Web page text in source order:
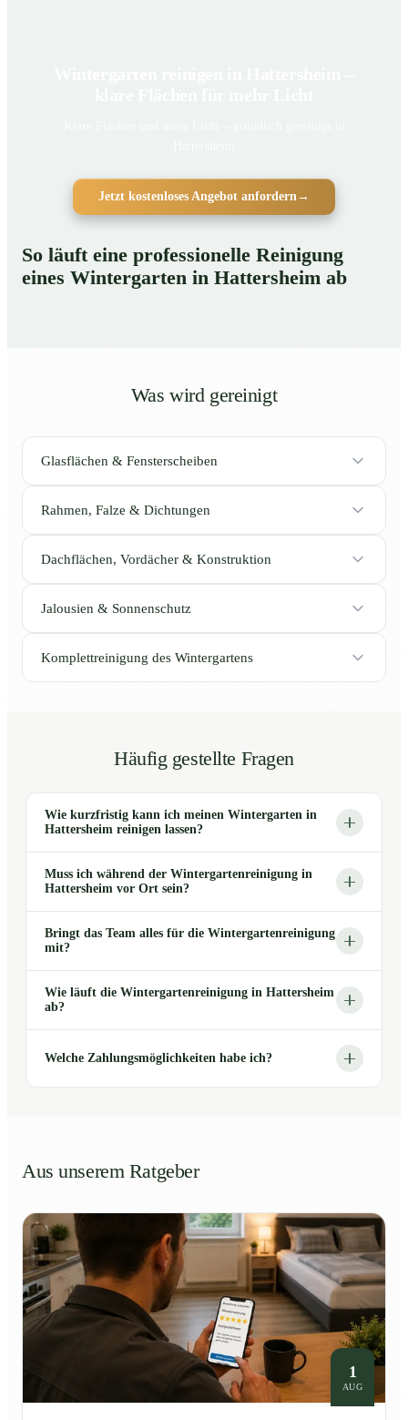
Jetzt kostenloses Angebot anfordern→
So läuft eine professionelle Reinigung
eines Wintergarten in Hattersheim ab
Was wird gereinigt
Glasflächen & Fensterscheiben
Rahmen, Falze & Dichtungen
Dachflächen, Vordächer & Konstruktion
Jalousien & Sonnenschutz
Komplettreinigung des Wintergartens
Häufig gestellte Fragen
Wie kurzfristig kann ich meinen Wintergarten in
Hattersheim reinigen lassen?
Muss ich während der Wintergartenreinigung in
Hattersheim vor Ort sein?
Bringt das Team alles für die Wintergartenreinigung
mit?
Wie läuft die Wintergartenreinigung in Hattersheim
ab?
Welche Zahlungsmöglichkeiten habe ich?
Aus unserem Ratgeber
1
AUG